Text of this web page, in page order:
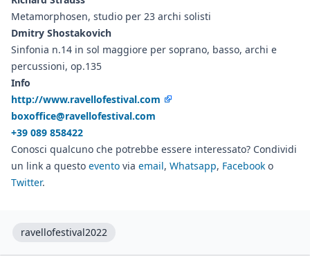
Metamorphosen, studio per 23 archi solisti
Dmitry Shostakovich
Sinfonia n.14 in sol maggiore per soprano, basso, archi e
percussioni, op.135
Info
http://www.ravellofestival.com
boxoffice@ravellofestival.com
+39 089 858422
Conosci qualcuno che potrebbe essere interessato? Condividi
un link a questo evento via email, Whatsapp, Facebook o
Twitter.
ravellofestival2022